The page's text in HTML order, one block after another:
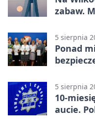
zabaw.
5 sierpnia
Ponad
5 sierpnia
10-
aucie.